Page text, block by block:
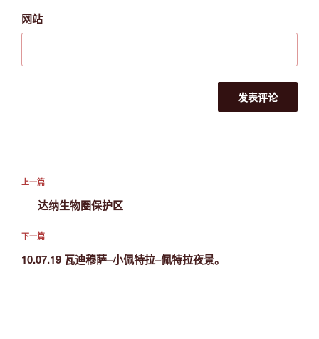
网站
文
航
上
文
章
上一篇
达纳生物圈保护区
下
一
下一篇
10.07.19 瓦迪穆萨–小佩特拉–佩特拉夜景。